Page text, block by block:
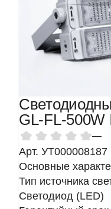
GL-FL-500W
—
Арт. УТ000008187
Основные
Тип источника
Светодиод (LED)